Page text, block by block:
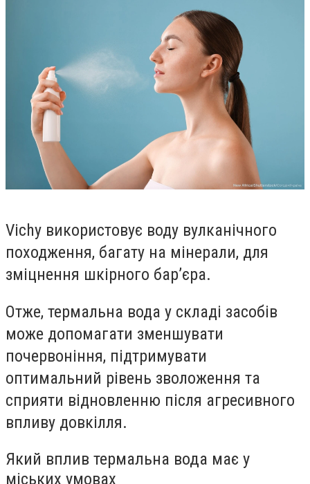
Vichy використовує воду вулканічного
походження, багату на мінерали, для
зміцнення шкірного бар’єра.
Отже, термальна вода у складі засобів
може допомагати зменшувати
почервоніння, підтримувати
оптимальний рівень зволоження та
сприяти відновленню після агресивного
впливу довкілля.
Який вплив термальна вода має у
міських умовах